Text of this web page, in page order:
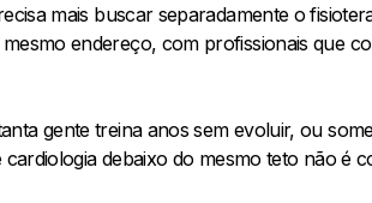
mais buscar separadamente o
endereço, com profissionais que
gente treina anos sem evoluir, ou
debaixo do mesmo teto não é